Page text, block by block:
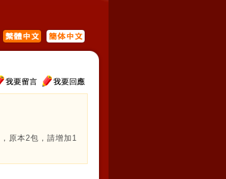
原本2包，請增加1